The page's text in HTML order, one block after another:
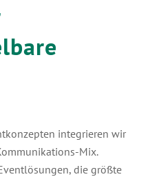
integrieren wir
Mix.
die größte